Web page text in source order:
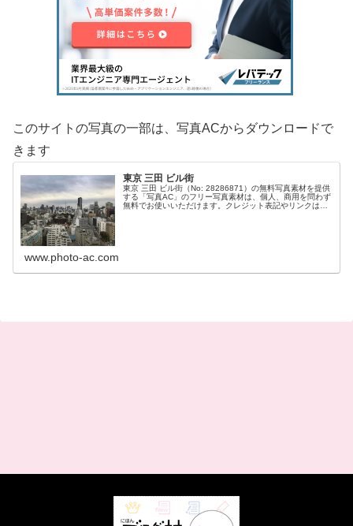
このサイトの写真の一部は、写真ACからダウンロードで
きます
東京 三田 ビル街
東京 三田 ビル街（No: 28286871）の無料写真素材を提供
する「写真AC」のフリー写真素材は、個人、商用を問わず
無料でお使いいただけます。クレジット表記やリンクは一
www.photo-ac.com